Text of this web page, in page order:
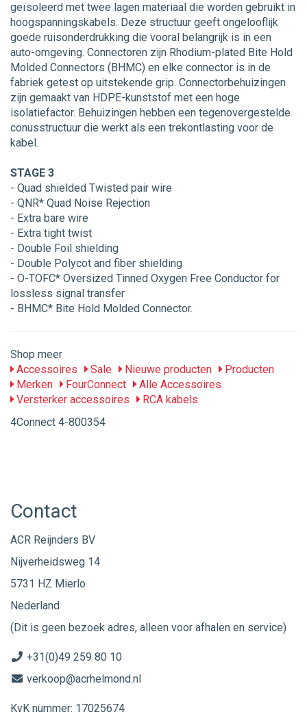
geïsoleerd met twee lagen materiaal die worden gebruikt in
hoogspanningskabels. Deze structuur geeft ongelooflijk
goede ruisonderdrukking die vooral belangrijk is in een
auto-omgeving. Connectoren zijn Rhodium-plated Bite Hold
Molded Connectors (BHMC) en elke connector is in de
fabriek getest op uitstekende grip. Connectorbehuizingen
zijn gemaakt van HDPE-kunststof met een hoge
isolatiefactor. Behuizingen hebben een tegenovergestelde
conusstructuur die werkt als een trekontlasting voor de
kabel.
STAGE 3
- Quad shielded Twisted pair wire
- QNR* Quad Noise Rejection
- Extra bare wire
- Extra tight twist
- Double Foil shielding
- Double Polycot and fiber shielding
- O-TOFC* Oversized Tinned Oxygen Free Conductor for
lossless signal transfer
- BHMC* Bite Hold Molded Connector.
Shop meer
Accessoires
Sale Nieuwe producten
Producten
Merken
FourConnect
Alle Accessoires
Versterker accessoires
RCA kabels
4Connect 4-800354
Contact
ACR Reijnders BV
Nijverheidsweg 14
5731 HZ Mierlo
Nederland
(Dit is geen bezoek adres, alleen voor afhalen en service)
+31(0)49 259 80 10
verkoop@acrhelmond.nl
KvK nummer: 17025674